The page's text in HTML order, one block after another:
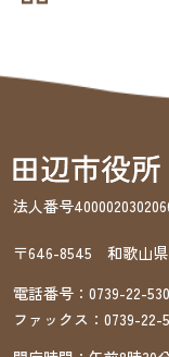
法人番号
〒646-8545 和歌山県
電話番号： 0739-22-
ファックス： 0739-22-